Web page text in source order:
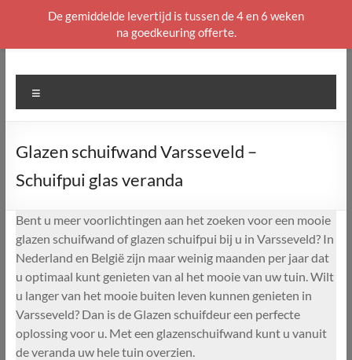
naar
Glazen schuifwand Varsseveld –
Schuifpui glas veranda
Bent u meer voorlichtingen aan het zoeken voor een mooie
glazen schuifwand of glazen schuifpui bij u in Varsseveld? In
Nederland en België zijn maar weinig maanden per jaar dat
u optimaal kunt genieten van al het mooie van uw tuin. Wilt
u langer van het mooie buiten leven kunnen genieten in
Varsseveld? Dan is de Glazen schuifdeur een perfecte
oplossing voor u. Met een glazenschuifwand kunt u vanuit
de veranda uw hele tuin overzien.
De gemiddelde levertijd is tussen de 4 en 6 weken
na goedkeuring offerte.